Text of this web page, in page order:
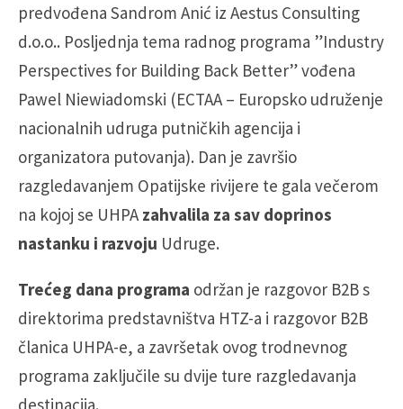
predvođena Sandrom Anić iz Aestus Consulting
d.o.o.. Posljednja tema radnog programa ”Industry
Perspectives for Building Back Better” vođena
Pawel Niewiadomski (ECTAA – Europsko udruženje
nacionalnih udruga putničkih agencija i
organizatora putovanja). Dan je završio
razgledavanjem Opatijske rivijere te gala večerom
na kojoj se UHPA zahvalila za sav doprinos
nastanku i razvoju Udruge.
Trećeg dana programa održan je razgovor B2B s
direktorima predstavništva HTZ-a i razgovor B2B
članica UHPA-e, a završetak ovog trodnevnog
programa zaključile su dvije ture razgledavanja
destinacija.